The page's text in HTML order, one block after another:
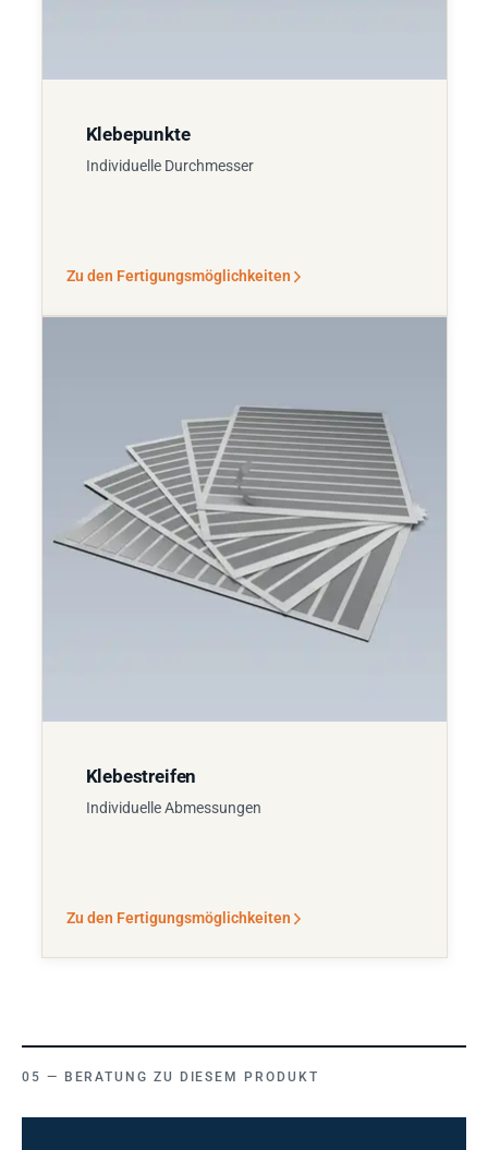
Klebepunkte
Individuelle Durchmesser
Zu den Fertigungsmöglichkeiten
Klebestreifen
Individuelle Abmessungen
Zu den Fertigungsmöglichkeiten
BERATUNG ZU DIESEM PRODUKT